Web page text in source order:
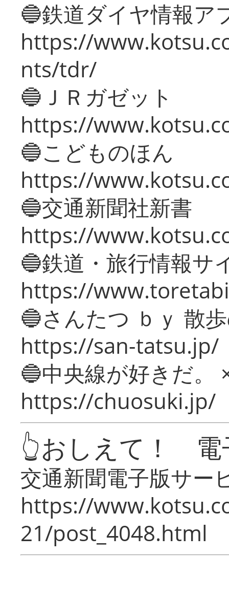
🔵鉄道ダイヤ情報ア
https://
nts/tdr/
🔵ＪＲガゼット
https://
🔵こどものほん
https://
🔵交通新聞社新書
https://
🔵鉄道・旅行情報サ
https://
🔵さんたつ ｂｙ 散
https://san-tatsu.jp/
🔵中央線が好きだ。
https://chuosuki.jp/
👆おしえて！ 電
交通新聞電子版サー
https://
21/post_4048.html